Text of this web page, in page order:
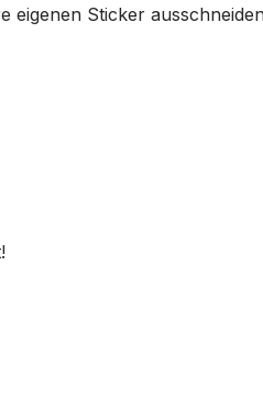
eigenen Sticker